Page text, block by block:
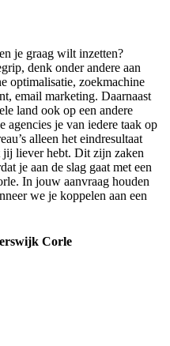
je graag wilt inzetten?
denk onder andere aan
optimalisatie, zoekmachine
email marketing. Daarnaast
land ook op een andere
agencies je van iedere taak op
alleen het eindresultaat
liever hebt. Dit zijn zaken
je aan de slag gaat met een
In jouw aanvraag houden
we je koppelen aan een
Corle